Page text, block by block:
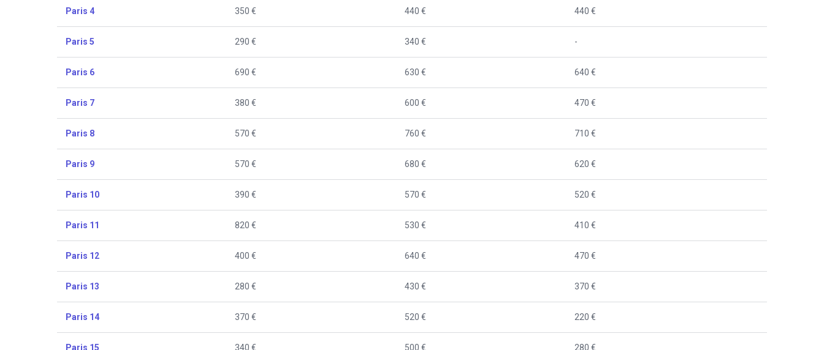
Paris 4 350 € 440 € 440 €
Paris 5 290 € 340 € -
Paris 6 690 € 630 € 640 €
Paris 7 380 € 600 € 470 €
Paris 8 570 € 760 € 710 €
Paris 9 570 € 680 € 620 €
Paris 10 390 € 570 € 520 €
Paris 11 820 € 530 € 410 €
Paris 12 400 € 640 € 470 €
Paris 13 280 € 430 € 370 €
Paris 14 370 € 520 € 220 €
Paris 15 340 € 500 € 280 €